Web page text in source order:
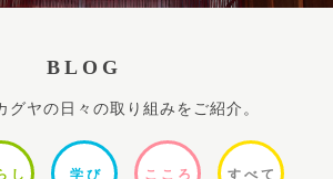
BLOG
グヤの日々の取り組みをご紹介。
し 学 び ここ ろ すべて